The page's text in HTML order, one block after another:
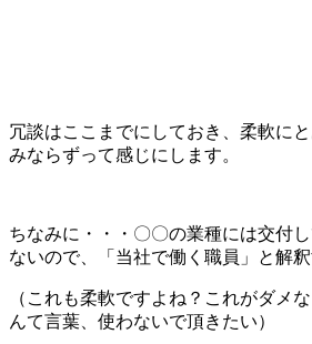
冗談はここまでにしておき、柔軟に
みならずって感じにします。
ちなみに・・・〇〇の業種には交付
ないので、「当社で働く職員」と解釈
（これも柔軟ですよね？これがダメ
んて言葉、使わないで頂きたい）